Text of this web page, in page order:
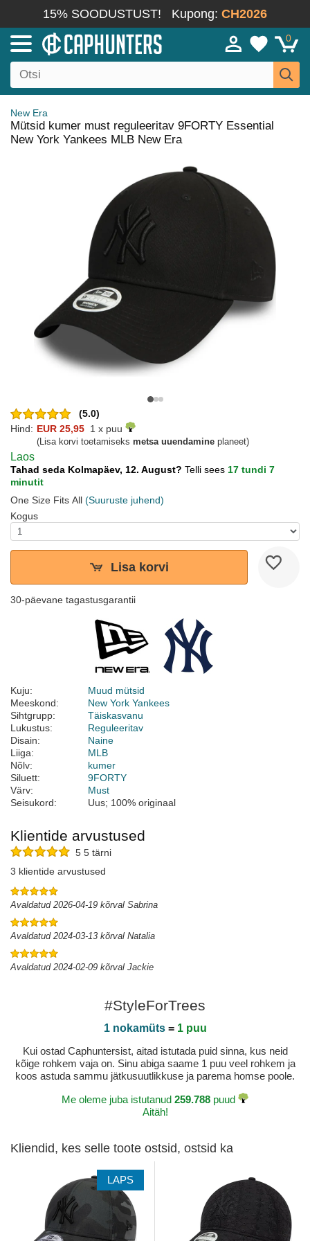
15% SOODUSTUST! Kupong: CH2026
0
New Era
Mütsid kumer must reguleeritav 9FORTY Essential
New York Yankees MLB New Era
(5.0)
Hind: EUR 25,95 1 x puu
(Lisa korvi toetamiseks metsa uuendamine planeet)
Laos
Tahad seda Kolmapäev, 12. August? Telli sees 17 tundi 7
minutit
One Size Fits All (Suuruste juhend)
Kogus
Lisa korvi
30-päevane tagastusgarantii
Kuju:
Muud mütsid
Meeskond:
New York Yankees
Sihtgrupp:
Täiskasvanu
Lukustus:
Reguleeritav
Disain:
Naine
Liiga:
MLB
Nõlv:
kumer
Siluett:
9FORTY
Värv:
Must
Seisukord:
Uus; 100% originaal
Klientide arvustused
5 5 tärni
3 klientide arvustused
Avaldatud 2026-04-19 kõrval Sabrina
Avaldatud 2024-03-13 kõrval Natalia
Avaldatud 2024-02-09 kõrval Jackie
#StyleForTrees
1 nokamüts= 1 puu
Kui ostad Caphuntersist, aitad istutada puid sinna, kus neid
kõige rohkem vaja on. Sinu abiga saame 1 puu veel rohkem ja
koos astuda sammu jätkusuutlikkuse ja parema homse poole.
Me oleme juba istutanud 259.788 puud
Aitäh!
Kliendid, kes selle toote ostsid, ostsid ka
LAPS